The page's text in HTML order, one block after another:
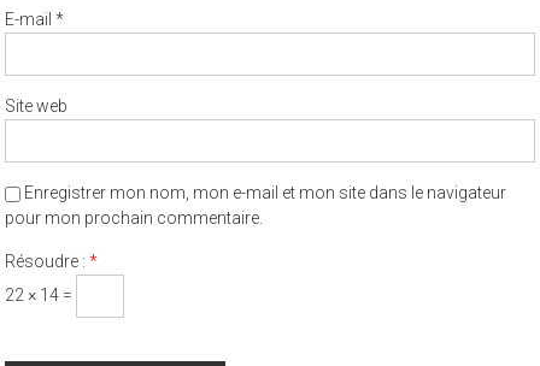
E-mail*
Site web
Enregistrer mon nom, mon e-mail et mon site dans le navigateur
pour mon prochain commentaire.
Résoudre :*
22 × 14 =